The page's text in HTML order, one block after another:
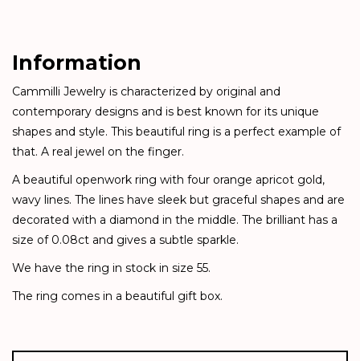
Information
Cammilli Jewelry is characterized by original and
contemporary designs and is best known for its unique
shapes and style. This beautiful ring is a perfect example of
that. A real jewel on the finger.
A beautiful openwork ring with four orange apricot gold,
wavy lines. The lines have sleek but graceful shapes and are
decorated with a diamond in the middle. The brilliant has a
size of 0.08ct and gives a subtle sparkle.
We have the ring in stock in size 55.
The ring comes in a beautiful gift box.